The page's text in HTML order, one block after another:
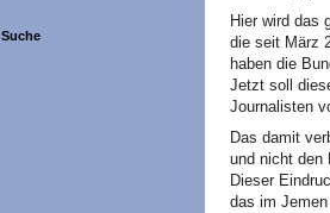
Suche
Hier wird das
die seit März
haben die
Jetzt soll
Journalisten
Das damit
und nicht den
Dieser
das im